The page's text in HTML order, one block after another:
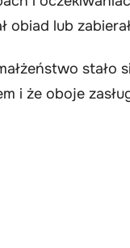
obiad lub
stało
i że oboje